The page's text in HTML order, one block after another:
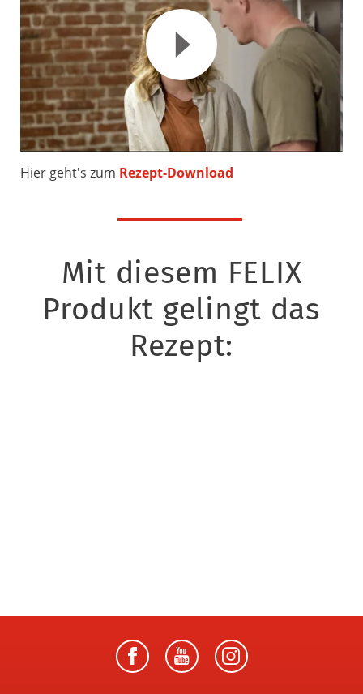
Hier geht's zum Rezept-Download
Mit diesem FELIX
Produkt gelingt das
Rezept: